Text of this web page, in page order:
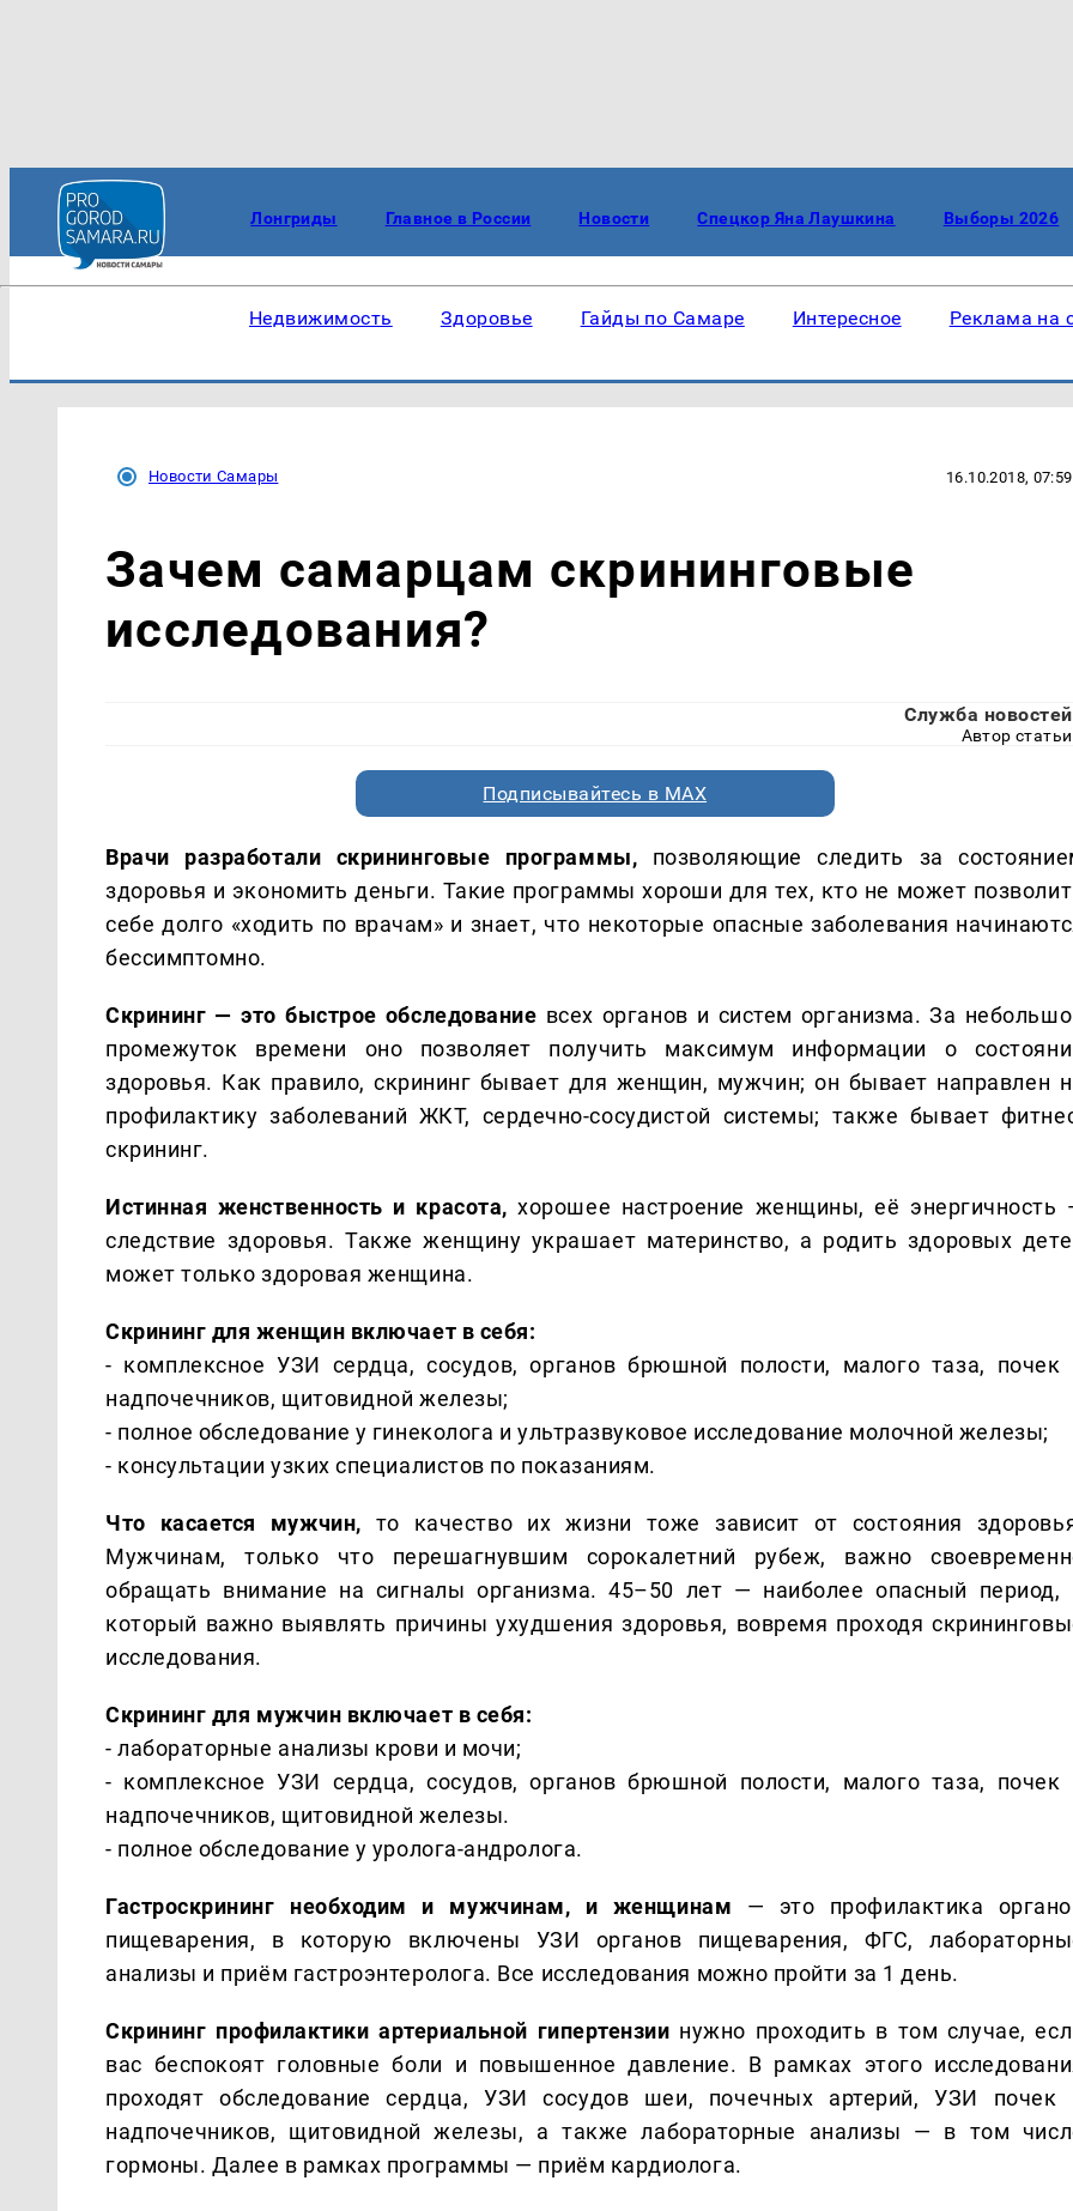
Лонгриды Главное в России Новости Спецкор Яна Лаушкина Выборы 2026
Недвижимость Здоровье Гайды по Самаре Интересное Реклама на
Новости Самары 16.10.2018, 07:59
Зачем самарцам скрининговые
исследования?
Служба новостей
Автор статьи
Подписывайтесь в MAX
Врачи разработали скрининговые программы, позволяющие следить за
здоровья и экономить деньги. Такие программы хороши для тех, кто не может
себе долго «ходить по врачам» и знает, что некоторые опасные заболевания
бессимптомно.
Скрининг — это быстрое обследование всех органов и систем организма. За
промежуток времени оно позволяет получить максимум информации о
здоровья. Как правило, скрининг бывает для женщин, мужчин; он бывает направлен
профилактику заболеваний ЖКТ, сердечно-сосудистой системы; также бывает
скрининг.
Истинная женственность и красота, хорошее настроение женщины, её энергичность
следствие здоровья. Также женщину украшает материнство, а родить здоровых
может только здоровая женщина.
Скрининг для женщин включает в себя:
- комплексное УЗИ сердца, сосудов, органов брюшной полости, малого таза, почек
надпочечников, щитовидной железы;
- полное обследование у гинеколога и ультразвуковое исследование молочной железы;
- консультации узких специалистов по показаниям.
Что касается мужчин, то качество их жизни тоже зависит от состояния
Мужчинам, только что перешагнувшим сорокалетний рубеж, важно
обращать внимание на сигналы организма. 45–50 лет — наиболее опасный период,
который важно выявлять причины ухудшения здоровья, вовремя проходя
исследования.
Скрининг для мужчин включает в себя:
- лабораторные анализы крови и мочи;
- комплексное УЗИ сердца, сосудов, органов брюшной полости, малого таза, почек
надпочечников, щитовидной железы.
- полное обследование у уролога-андролога.
Гастроскрининг необходим и мужчинам, и женщинам — это профилактика
пищеварения, в которую включены УЗИ органов пищеварения, ФГС,
анализы и приём гастроэнтеролога. Все исследования можно пройти за 1 день.
Скрининг профилактики артериальной гипертензии нужно проходить в том случае,
вас беспокоят головные боли и повышенное давление. В рамках этого
проходят обследование сердца, УЗИ сосудов шеи, почечных артерий, УЗИ почек
надпочечников, щитовидной железы, а также лабораторные анализы — в том
гормоны. Далее в рамках программы — приём кардиолога.